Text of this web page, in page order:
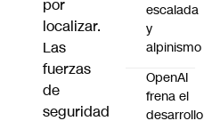
por
localizar.
Las
fuerzas
de
seguridad
escalada
y
alpinismo
OpenAI
frena el
desarrollo